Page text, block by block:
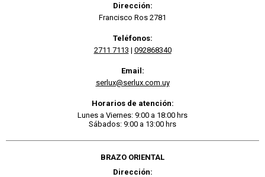
Dirección:
Francisco Ros 2781
Teléfonos:
2711 7113 | 092868340
Email:
serlux@serlux.com.uy
Horarios de atención:
Lunes a Viernes: 9:00 a 18:00 hrs
Sábados: 9:00 a 13:00 hrs
BRAZO ORIENTAL
Dirección: